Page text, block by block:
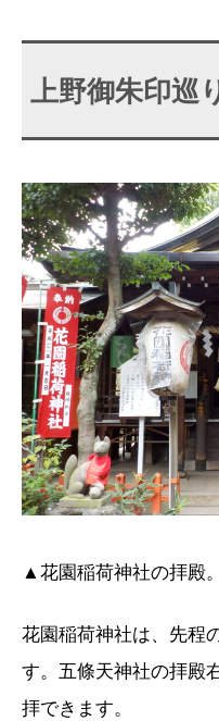
上野御朱印巡
▲花園稲荷神社の拝殿。
花園稲荷神社は、先程
す。五條天神社の拝殿
拝できます。